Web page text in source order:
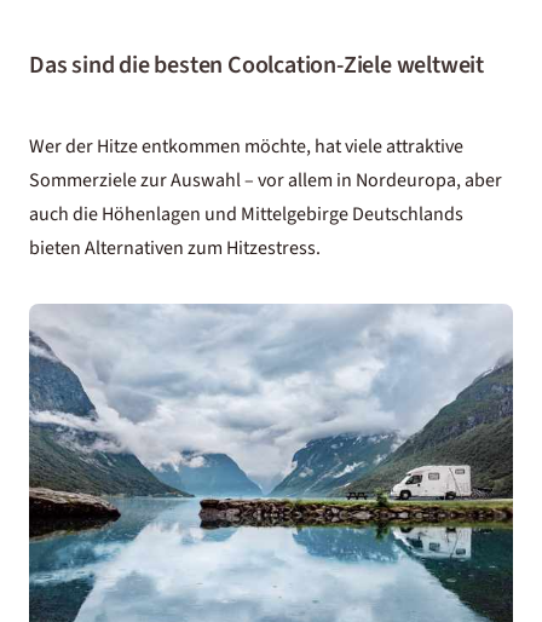
Das sind die besten Coolcation-Ziele weltweit
Wer der Hitze entkommen möchte, hat viele attraktive
Sommerziele zur Auswahl – vor allem in Nordeuropa, aber
auch die Höhenlagen und Mittelgebirge Deutschlands
bieten Alternativen zum Hitzestress.